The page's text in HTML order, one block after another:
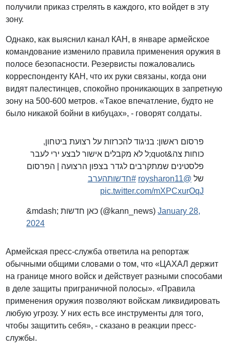
получили приказ стрелять в каждого, кто войдет в эту
зону.
Однако, как выяснил канал КАН, в январе армейское
командование изменило правила применения оружия в
полосе безопасности. Резервисты пожаловались
корреспонденту КАН, что их руки связаны, когда они
видят палестинцев, спокойно проникающих в запретную
зону на 500-600 метров. «Такое впечатление, будто не
было никакой бойни в кибуцах», - говорят солдаты.
פרסום ראשון: בניגוד להכרזות על רצועת ביטחון,
כוחות צה&quot;ל לא מקבלים אישור לבצע ירי לעבר
פלסטינים שמתקרבים לגדר בצפון הרצועה | הפרסום
של @roysharon11
#חדשותהערב
pic.twitter.com/mXPCxurOqJ
&mdash; כאן חדשות (@kann_news)January 28,
2024
Армейская пресс-служба ответила на репортаж
обычными общими словами о том, что «ЦАХАЛ держит
на границе много войск и действует разными способами
в деле защиты приграничной полосы». «Правила
применения оружия позволяют войскам ликвидировать
любую угрозу. У них есть все инструменты для того,
чтобы защитить себя», - сказано в реакции пресс-
службы.